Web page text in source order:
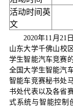
活动时间英
文
2020年11月21
山东大学千佛山校
学生智能汽车竞赛
全国大学生智能汽
智能车竞赛秘书处
书处代表以及各省
式系统与智能控制